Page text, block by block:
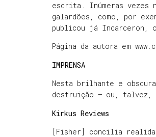
escrita. Inúmeras vezes
galardões, como, por
publicou já Incarceron,
Página da autora em
IMPRENSA
Nesta brilhante e
destruição – ou, talvez,
Kirkus Reviews
[Fisher] concilia